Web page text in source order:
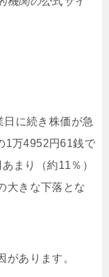
に続き株価が急
1万4952円61銭で
まり（約11％）
大きな下落とな
があります。